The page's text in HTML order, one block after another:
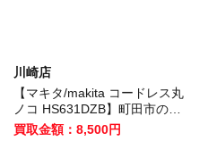
川崎店
【マキタ/makita コードレス丸
ノコ HS631DZB】町田市のお
客様から買取いたしました！
買取金額：8,500円